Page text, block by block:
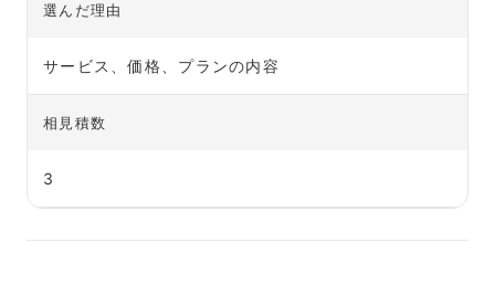
選んだ理由
サービス、価格、プランの内容
相見積数
3